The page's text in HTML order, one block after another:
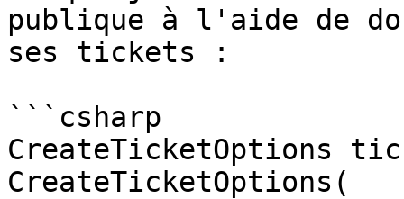
publique à l'aide de
ses tickets :
```csharp
CreateTicketOptions
CreateTicketOptions(